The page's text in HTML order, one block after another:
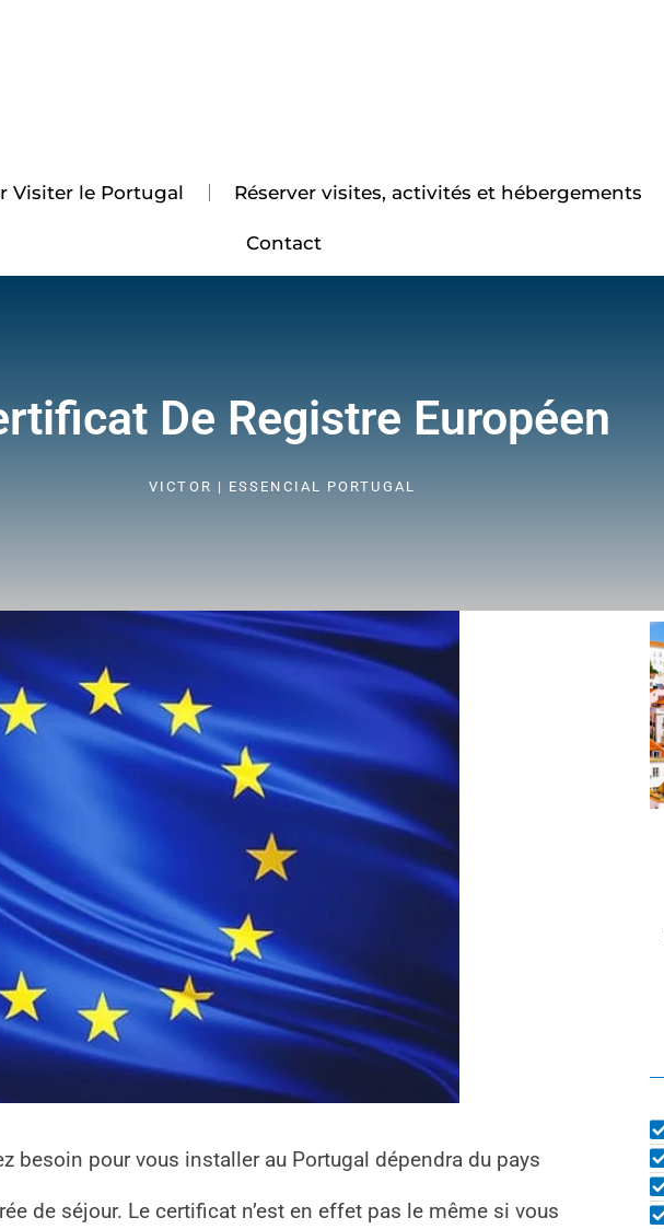
Visiter le Portugal Réserver visites, activités et hébergements
Contact
De Registre Européen
VICTOR | ESSENCIAL PORTUGAL
besoin pour vous installer au Portugal dépendra du pays
de séjour. Le certificat n’est en effet pas le même si vous